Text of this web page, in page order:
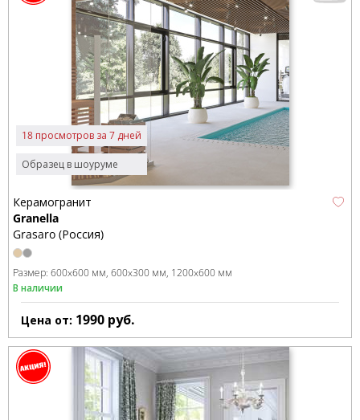
Образец в шоуруме
18 просмотров за 7 дней
Керамогранит
Granella
Grasaro (Россия)
Размер: 600x600 мм 600x300 мм 1200x600 мм
В наличии
Цена от: 1990 руб.